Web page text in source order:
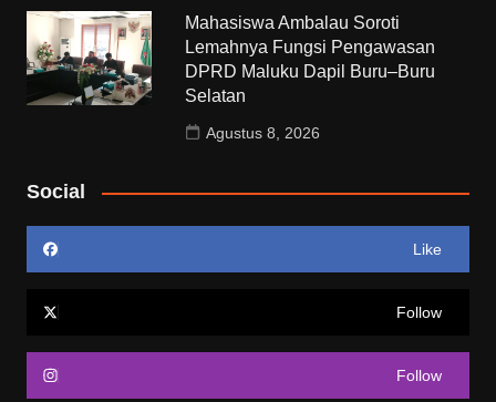
Mahasiswa Ambalau Soroti
Lemahnya Fungsi Pengawasan
DPRD Maluku Dapil Buru–Buru
Selatan
Agustus 8, 2026
Social
Like
Follow
Follow